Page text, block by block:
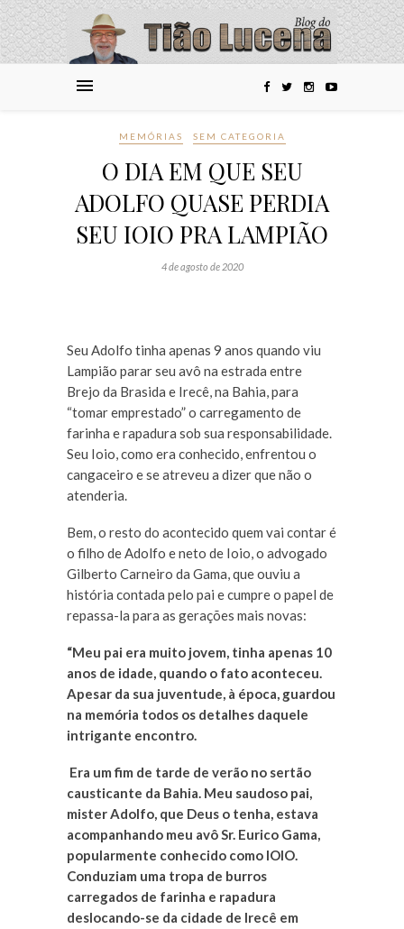
MEMÓRIAS SEM CATEGORIA
O DIA EM QUE SEU
ADOLFO QUASE PERDIA
SEU IOIO PRA LAMPIÃO
4 de agosto de 2020
Seu Adolfo tinha apenas 9 anos quando viu
Lampião parar seu avô na estrada entre
Brejo da Brasida e Irecê, na Bahia, para
“tomar emprestado” o carregamento de
farinha e rapadura sob sua responsabilidade.
Seu Ioio, como era conhecido, enfrentou o
cangaceiro e se atreveu a dizer que não o
atenderia.
Bem, o resto do acontecido quem vai contar é
o filho de Adolfo e neto de Ioio, o advogado
Gilberto Carneiro da Gama, que ouviu a
história contada pelo pai e cumpre o papel de
repassa-la para as gerações mais novas:
“Meu pai era muito jovem, tinha apenas 10
anos de idade, quando o fato aconteceu.
Apesar da sua juventude, à época, guardou
na memória todos os detalhes daquele
intrigante encontro.
Era um fim de tarde de verão no sertão
causticante da Bahia. Meu saudoso pai,
mister Adolfo, que Deus o tenha, estava
acompanhando meu avô Sr. Eurico Gama,
popularmente conhecido como IOIO.
Conduziam uma tropa de burros
carregados de farinha e rapadura
deslocando-se da cidade de Irecê em